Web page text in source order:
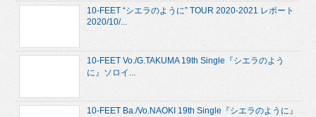
10-FEET “シエラのように” TOUR 2020-2021 レポート
2020/10/...
10-FEET Vo./G.TAKUMA 19th Single『シエラのよう
に』ソロイ...
10-FEET Ba./Vo.NAOKI 19th Single『シエラのように』